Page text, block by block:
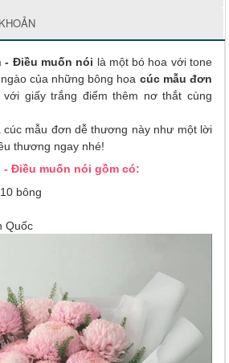
- Điều muốn nói là một bó hoa với tone
của những bông hoa cúc mẫu đơn
giấy trắng điểm thêm nơ thắt cùng
cúc mẫu đơn dễ thương này như một lời
thương ngay nhé!
- Điều muốn nói gồm có:
bông
Quốc